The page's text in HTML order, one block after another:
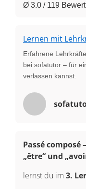
Ø 3.0 / 119
Lernen mit
Erfahrene
bei sofatutor – für
verlassen kannst.
Passé
„être“ und
lernst du im 3.